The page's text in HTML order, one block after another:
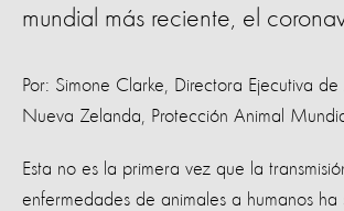
mundial más reciente, el
Por: Simone Clarke, Directora Ejecutiva
Nueva Zelanda, Protección Animal
Esta no es la primera vez que la
enfermedades de animales a humanos